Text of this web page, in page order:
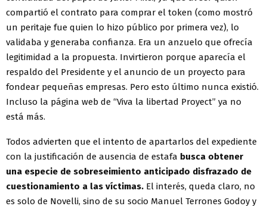
compartió el contrato para comprar el token (como mostró
un peritaje fue quien lo hizo público por primera vez), lo
validaba y generaba confianza. Era un anzuelo que ofrecía
legitimidad a la propuesta. Invirtieron porque aparecía el
respaldo del Presidente y el anuncio de un proyecto para
fondear pequeñas empresas. Pero esto último nunca existió.
Incluso la página web de “Viva la libertad Proyect” ya no
está más.
Todos advierten que el intento de apartarlos del expediente
con la justificación de ausencia de estafa busca obtener
una especie de sobreseimiento anticipado disfrazado de
cuestionamiento a las víctimas. El interés, queda claro, no
es solo de Novelli, sino de su socio Manuel Terrones Godoy y